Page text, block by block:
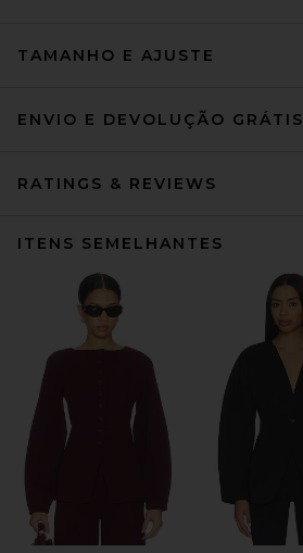
TAMANHO E AJUSTE
ENVIO E DEVOLUÇÃO GRÁTIS
RATINGS & REVIEWS
ITENS SEMELHANTES